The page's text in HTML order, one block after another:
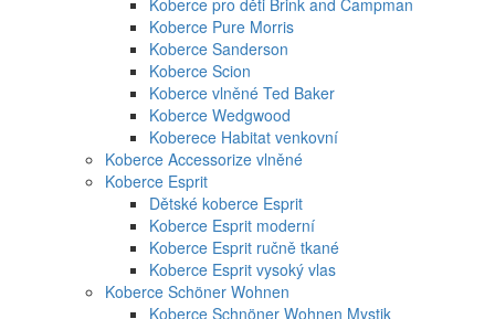
Koberce pro děti Brink and Campman
Koberce Pure Morris
Koberce Sanderson
Koberce Scion
Koberce vlněné Ted Baker
Koberce Wedgwood
Koberece Habitat venkovní
Koberce Accessorize vlněné
Koberce Esprit
Dětské koberce Esprit
Koberce Esprit moderní
Koberce Esprit ručně tkané
Koberce Esprit vysoký vlas
Koberce Schöner Wohnen
Koberce Schnöner Wohnen Mystik